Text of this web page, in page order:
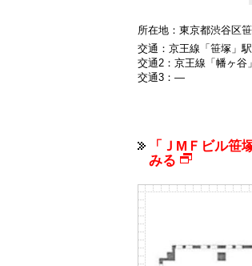
所在地：東京都渋谷区
交通：京王線「笹塚」
交通2：京王線「幡ヶ谷
交通3：―
「ＪМＦビル笹
みる